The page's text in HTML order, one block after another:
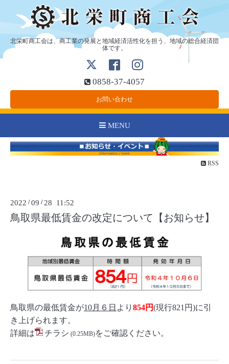
北栄町商工会は、商工業の発展と地域経済活性化を担う、地域の総合経済団
体です。
0858-37-4057
お問い合わせ
MENU
RSS
2022 /09 /28 11:52
鳥取県最低賃金の改定について【お知らせ】
鳥取県の最低賃金が10月６日 より 854円(現行821円)に引
き上げられます。
詳細は
チラシ (0.25MB)をご確認ください。